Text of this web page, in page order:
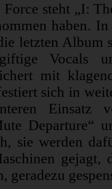
steht „I:
haben.
letzten Album
Vocals
mit
sich in
Einsatz
Departure“
sie werden
gejagt,
geradezu